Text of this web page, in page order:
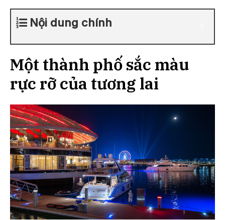
Nội dung chính
Một thành phố sắc màu
rực rỡ của tương lai